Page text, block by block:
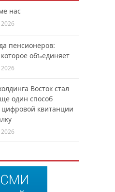
нас
пенсионеров:
объединяет
Восток стал
один способ
квитанции